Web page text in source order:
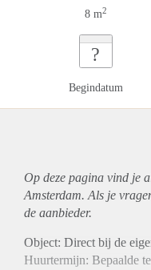
8 m2
?
Begindatum
Op deze pagina vind je
Amsterdam. Als je
de aanbieder.
Object: Direct bij de
Huurtermijn: Bepaalde